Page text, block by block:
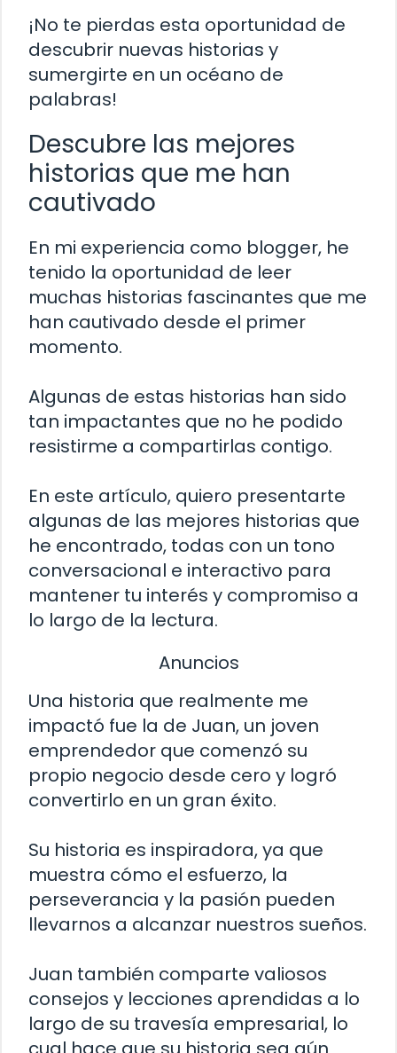
¡No te pierdas esta oportunidad de
descubrir nuevas historias y
sumergirte en un océano de
palabras!
Descubre las mejores
historias que me han
cautivado
En mi experiencia como blogger, he
tenido la oportunidad de leer
muchas historias fascinantes que me
han cautivado desde el primer
momento.
Algunas de estas historias han sido
tan impactantes que no he podido
resistirme a compartirlas contigo.
En este artículo, quiero presentarte
algunas de las mejores historias que
he encontrado, todas con un tono
conversacional e interactivo para
mantener tu interés y compromiso a
lo largo de la lectura.
Anuncios
Una historia que realmente me
impactó fue la de Juan, un joven
emprendedor que comenzó su
propio negocio desde cero y logró
convertirlo en un gran éxito.
Su historia es inspiradora, ya que
muestra cómo el esfuerzo, la
perseverancia y la pasión pueden
llevarnos a alcanzar nuestros sueños.
Juan también comparte valiosos
consejos y lecciones aprendidas a lo
largo de su travesía empresarial, lo